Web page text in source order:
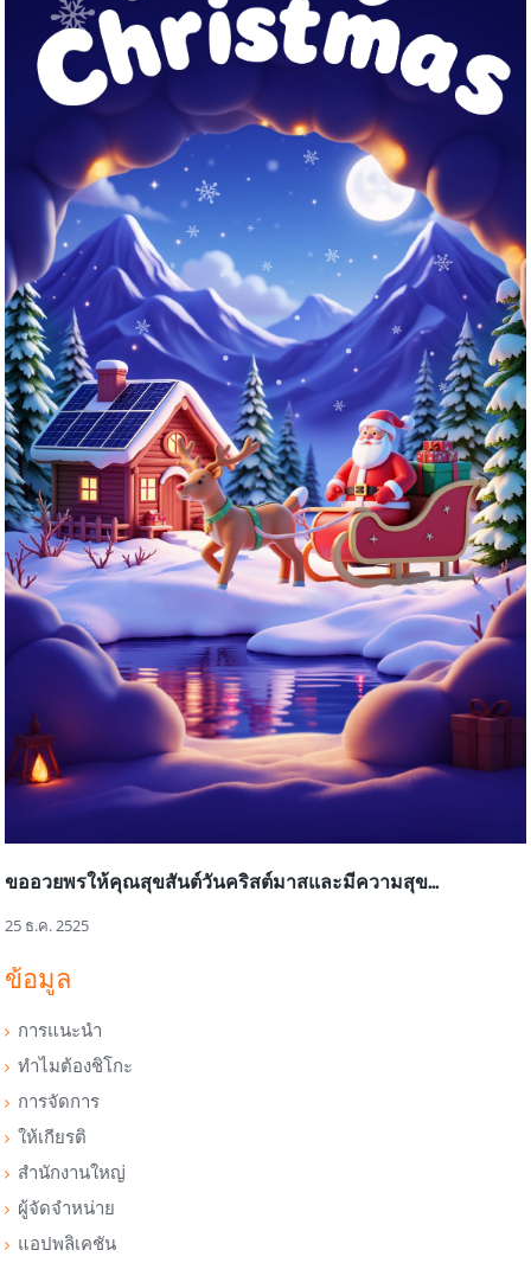
ขออวยพรให้คุณสุขสันต์วันคริสต์มาสและมีความสุข...
25 ธ.ค. 2525
ข้อมูล
การแนะนำ
ทำไมต้องชิโกะ
การจัดการ
ให้เกียรติ
สำนักงานใหญ่
ผู้จัดจำหน่าย
แอปพลิเคชัน